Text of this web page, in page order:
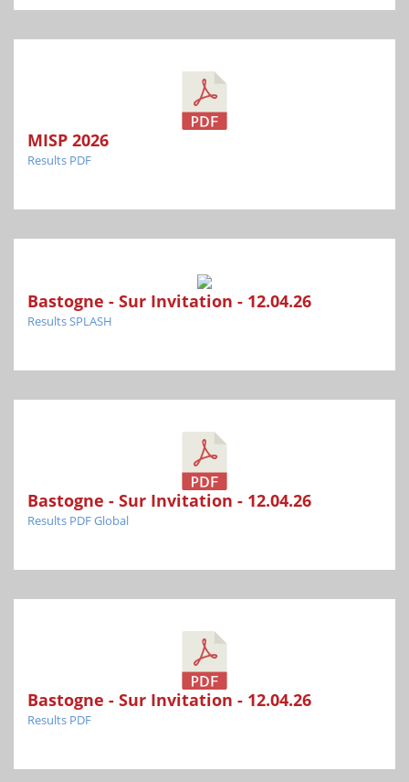
MISP 2026
Results PDF
Bastogne - Sur Invitation - 12.04.26
Results SPLASH
Bastogne - Sur Invitation - 12.04.26
Results PDF Global
Bastogne - Sur Invitation - 12.04.26
Results PDF